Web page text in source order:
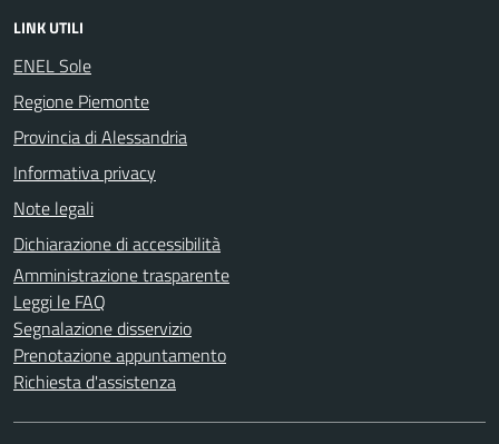
LINK UTILI
ENEL Sole
Regione Piemonte
Provincia di Alessandria
Informativa privacy
Note legali
Dichiarazione di accessibilità
Amministrazione trasparente
Leggi le FAQ
Segnalazione disservizio
Prenotazione appuntamento
Richiesta d'assistenza